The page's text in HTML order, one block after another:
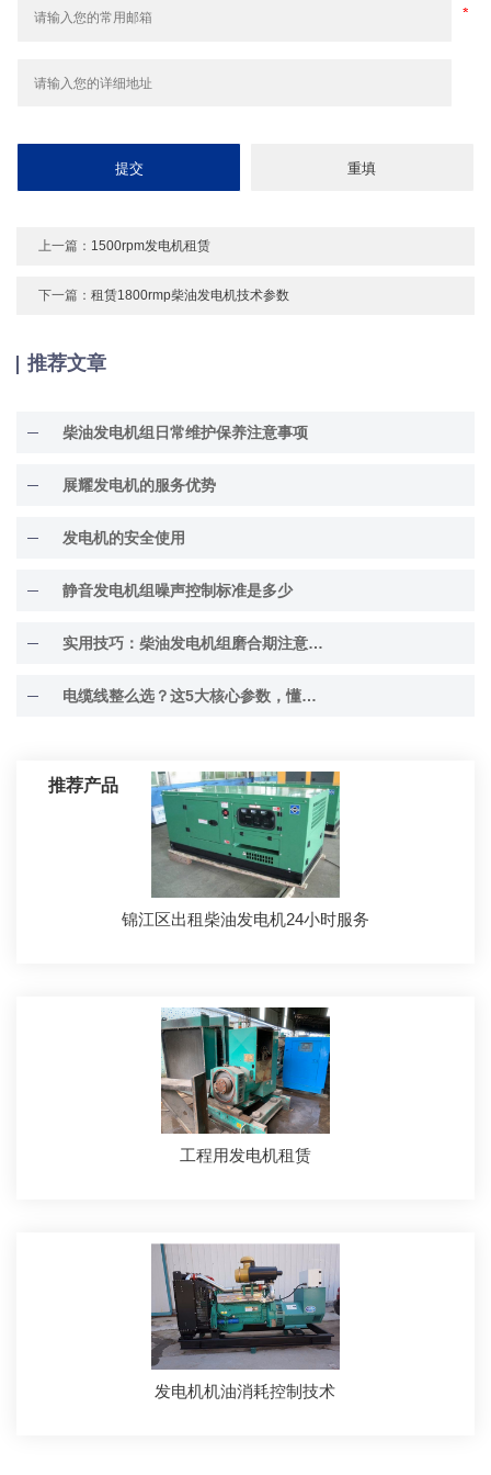
上一篇： 1500rpm发电机租赁
下一篇：租赁1800rmp柴油发电机技术参数
推荐文章
柴油发电机组日常维护保养注意事项
展耀发电机的服务优势
发电机的安全使用
静音发电机组噪声控制标准是多少
实用技巧：柴油发电机组磨合期注意事项
电缆线整么选？这5大核心参数，懂行的人都在看
推荐产品
锦江区出租柴油发电机24小时服务
工程用发电机租赁
发电机机油消耗控制技术